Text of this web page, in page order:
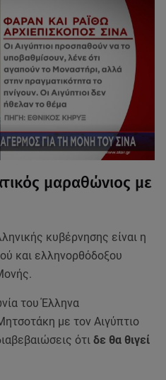
μαραθώνιος με
κυβέρνησης είναι η
και ελληνορθόδοξου
του Έλληνα
με τον Αιγύπτιο
ότι δε θα θιγεί